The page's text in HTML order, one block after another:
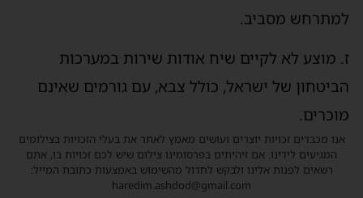
למתרחש מסביב.
ז. מוצע לא לקיים שיח אודות שירות במערכות
הביטחון של ישראל, כולל צבא, עם גורמים שאינם
מוכרים.
אנו מכבדים זכויות יוצרים ועושים מאמץ לאתר את בעלי הזכויות בצילומים
המגיעים לידינו. אם זיהיתים בפרסומינו צילום שיש לכם זכויות בו, אתם
רשאים לפנות אלינו ולבקש לחדול מהשימוש באמצעות כתובת המייל:
haredim.ashdod@gmail.com